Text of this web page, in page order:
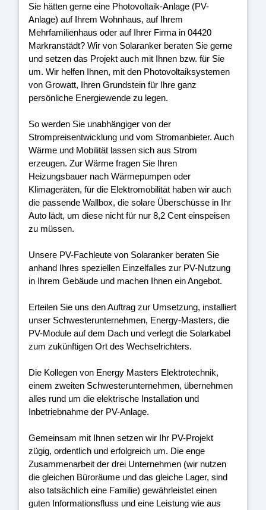
Sie hätten gerne eine Photovoltaik-Anlage (PV-
Anlage) auf Ihrem Wohnhaus, auf Ihrem
Mehrfamilienhaus oder auf Ihrer Firma in 04420
Markranstädt? Wir von Solaranker beraten Sie gerne
und setzen das Projekt auch mit Ihnen bzw. für Sie
um. Wir helfen Ihnen, mit den Photovoltaiksystemen
von Growatt, Ihren Grundstein für Ihre ganz
persönliche Energiewende zu legen.
So werden Sie unabhängiger von der
Strompreisentwicklung und vom Stromanbieter. Auch
Wärme und Mobilität lassen sich aus Strom
erzeugen. Zur Wärme fragen Sie Ihren
Heizungsbauer nach Wärmepumpen oder
Klimageräten, für die Elektromobilität haben wir auch
die passende Wallbox, die solare Überschüsse in Ihr
Auto lädt, um diese nicht für nur 8,2 Cent einspeisen
zu müssen.
Unsere PV-Fachleute von Solaranker beraten Sie
anhand Ihres speziellen Einzelfalles zur PV-Nutzung
in Ihrem Gebäude und machen Ihnen ein Angebot.
Erteilen Sie uns den Auftrag zur Umsetzung, installiert
unser Schwesterunternehmen, Energy-Masters, die
PV-Module auf dem Dach und verlegt die Solarkabel
zum zukünftigen Ort des Wechselrichters.
Die Kollegen von Energy Masters Elektrotechnik,
einem zweiten Schwesterunternehmen, übernehmen
alles rund um die elektrische Installation und
Inbetriebnahme der PV-Anlage.
Gemeinsam mit Ihnen setzen wir Ihr PV-Projekt
zügig, ordentlich und erfolgreich um. Die enge
Zusammenarbeit der drei Unternehmen (wir nutzen
die gleichen Büroräume und das gleiche Lager, sind
also tatsächlich eine Familie) gewährleistet einen
guten Informationsfluss und eine Leistung wie aus